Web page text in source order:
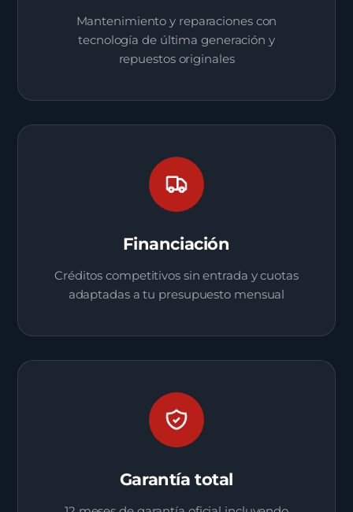
Mantenimiento y reparaciones con
tecnología de última generación y
repuestos originales
Financiación
Créditos competitivos sin entrada y cuotas
adaptadas a tu presupuesto mensual
Garantía total